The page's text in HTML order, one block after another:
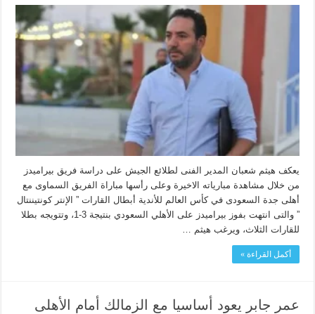
يعكف هيثم شعبان المدير الفنى لطلائع الجيش على دراسة فريق بيراميدز
من خلال مشاهدة مبارياته الاخيرة وعلى رأسها مباراة الفريق السماوى مع
أهلى جدة السعودى في كأس العالم للأندية أبطال القارات ” الإنتر كونتيننتال
” والتى انتهت بفوز بيراميدز على الأهلي السعودي بنتيجة 3-1، وتتويجه بطلا
للقارات الثلاث، ويرغب هيثم …
أكمل القراءة »
عمر جابر يعود أساسيا مع الزمالك أمام الأهلى